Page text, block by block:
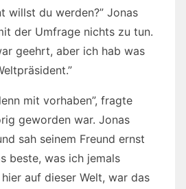
willst du werden?” Jonas
der Umfrage nichts zu tun.
geehrt, aber ich hab was
mit vorhaben”, fragte
geworden war. Jonas
sah seinem Freund ernst
beste, was ich jemals
auf dieser Welt, war das